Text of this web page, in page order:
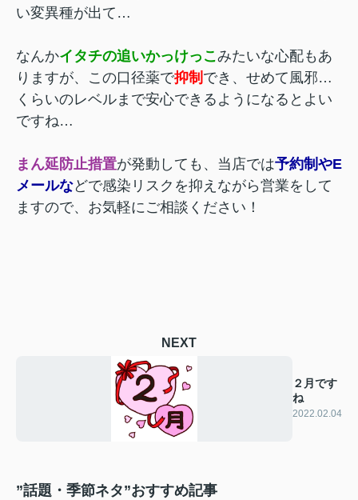
い変異種が出て…
なんかイタチの追いかっけっこ みたいな心配もあ
りますが、この口径薬で抑制 でき、せめて風邪…
くらいのレベルまで安心できるようになるとよい
ですね…
まん延防止措置が発動しても、当店では予約制やE
メールなどで感染リスクを抑えながら営業をして
ますので、お気軽にご相談ください！
NEXT
２月です
ね
2022.02.04
”話題・季節ネタ”おすすめ記事